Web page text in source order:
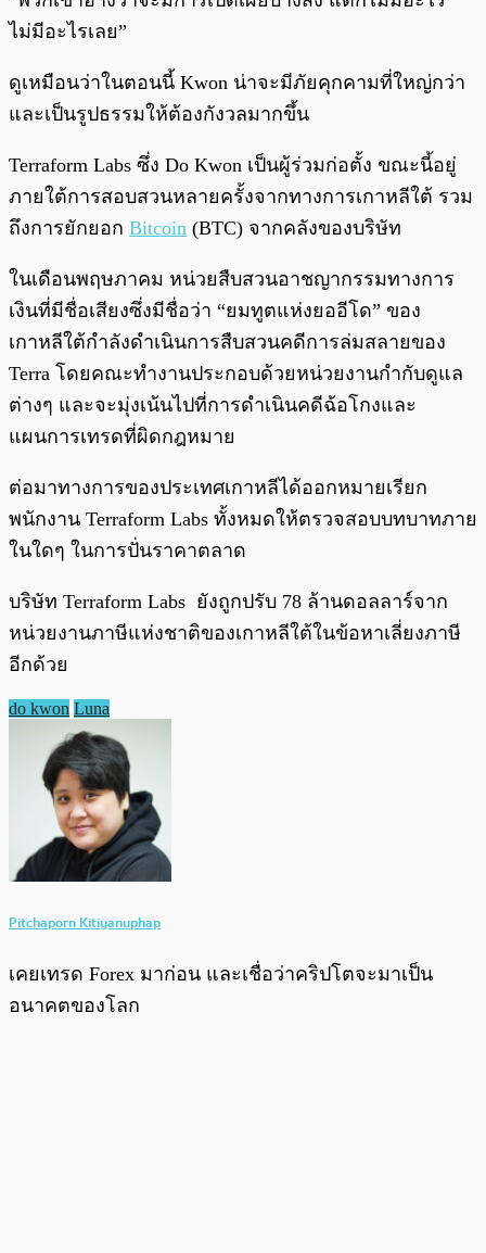
ไม่มีอะไรเลย”
ดูเหมือนว่าในตอนนี้ Kwon น่าจะมีภัยคุกคามที่ใหญ่กว่า
และเป็นรูปธรรมให้ต้องกังวลมากขึ้น
Terraform Labs ซึ่ง Do Kwon เป็นผู้ร่วมก่อตั้ง ขณะนี้อยู่
ภายใต้การสอบสวนหลายครั้งจากทางการเกาหลีใต้ รวม
ถึงการยักยอก Bitcoin (BTC) จากคลังของบริษัท
ในเดือนพฤษภาคม หน่วยสืบสวนอาชญากรรมทางการ
เงินที่มีชื่อเสียงซึ่งมีชื่อว่า “ยมทูตแห่งยออีโด” ของ
เกาหลีใต้กำลังดำเนินการสืบสวนคดีการล่มสลายของ
Terra โดยคณะทำงานประกอบด้วยหน่วยงานกำกับดูแล
ต่างๆ และจะมุ่งเน้นไปที่การดำเนินคดีฉ้อโกงและ
แผนการเทรดที่ผิดกฎหมาย
ต่อมาทางการของประเทศเกาหลีได้ออกหมายเรียก
พนักงาน Terraform Labs ทั้งหมดให้ตรวจสอบบทบาทภาย
ในใดๆ ในการปั่นราคาตลาด
บริษัท Terraform Labs ยังถูกปรับ 78 ล้านดอลลาร์จาก
หน่วยงานภาษีแห่งชาติของเกาหลีใต้ในข้อหาเลี่ยงภาษี
อีกด้วย
do kwon Luna
Pitchaporn Kitiyanuphap
เคยเทรด Forex มาก่อน และเชื่อว่าคริปโตจะมาเป็น
อนาคตของโลก